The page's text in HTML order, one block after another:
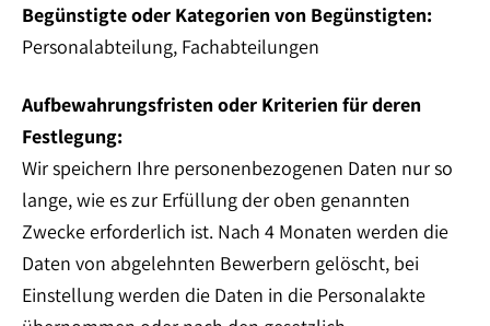
Begünstigte oder Kategorien von Begünstigten:
Personalabteilung, Fachabteilungen
Aufbewahrungsfristen oder Kriterien für deren
Festlegung:
Wir speichern Ihre personenbezogenen Daten nur so
lange, wie es zur Erfüllung der oben genannten
Zwecke erforderlich ist. Nach 4 Monaten werden die
Daten von abgelehnten Bewerbern gelöscht, bei
Einstellung werden die Daten in die Personalakte